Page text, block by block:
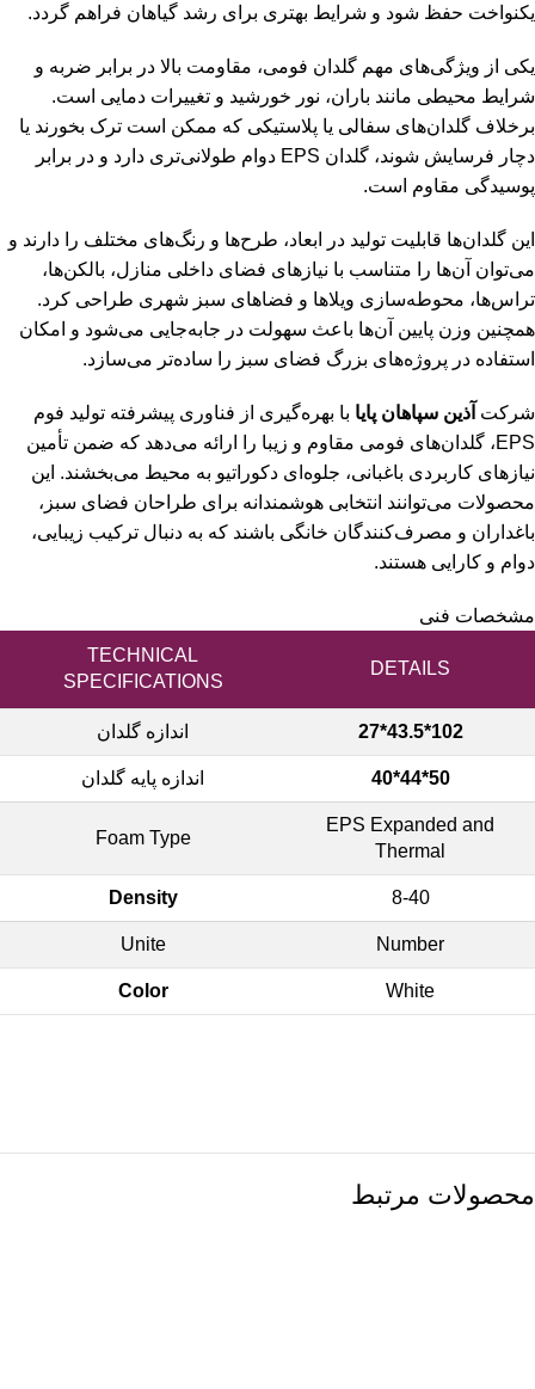
یکنواخت حفظ شود و شرایط بهتری برای رشد گیاهان فراهم گردد.
یکی از ویژگی‌های مهم گلدان فومی، مقاومت بالا در برابر ضربه و
شرایط محیطی مانند باران، نور خورشید و تغییرات دمایی است.
برخلاف گلدان‌های سفالی یا پلاستیکی که ممکن است ترک بخورند یا
دچار فرسایش شوند، گلدان EPS دوام طولانی‌تری دارد و در برابر
پوسیدگی مقاوم است.
این گلدان‌ها قابلیت تولید در ابعاد، طرح‌ها و رنگ‌های مختلف را دارند و
می‌توان آن‌ها را متناسب با نیازهای فضای داخلی منازل، بالکن‌ها،
تراس‌ها، محوطه‌سازی ویلاها و فضاهای سبز شهری طراحی کرد.
همچنین وزن پایین آن‌ها باعث سهولت در جابه‌جایی می‌شود و امکان
استفاده در پروژه‌های بزرگ فضای سبز را ساده‌تر می‌سازد.
شرکت آذین سپاهان پایا با بهره‌گیری از فناوری پیشرفته تولید فوم
EPS، گلدان‌های فومی مقاوم و زیبا را ارائه می‌دهد که ضمن تأمین
نیازهای کاربردی باغبانی، جلوه‌ای دکوراتیو به محیط می‌بخشند. این
محصولات می‌توانند انتخابی هوشمندانه برای طراحان فضای سبز،
باغداران و مصرف‌کنندگان خانگی باشند که به دنبال ترکیب زیبایی،
دوام و کارایی هستند.
مشخصات فنی
DETAILS
TECHNICAL
SPECIFICATIONS
102*43.5*27 اندازه گلدان
50*44*40 اندازه پایه گلدان
EPS Expanded and
Thermal
Foam Type
8-40
Density
Number
Unite
White
Color
محصولات مرتبط